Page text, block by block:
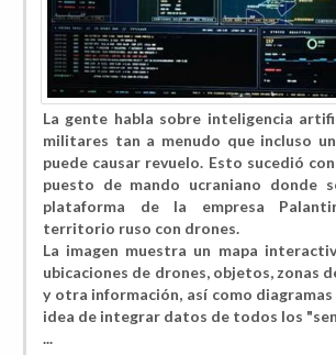
La gente habla sobre inteligencia
militares tan a menudo que incluso
puede causar revuelo. Esto sucedió
puesto de mando ucraniano donde
plataforma de la empresa
territorio ruso con drones.
La imagen muestra un mapa
ubicaciones de drones, objetos, zonas
y otra información, así como diagramas
idea de integrar datos de todos los
...